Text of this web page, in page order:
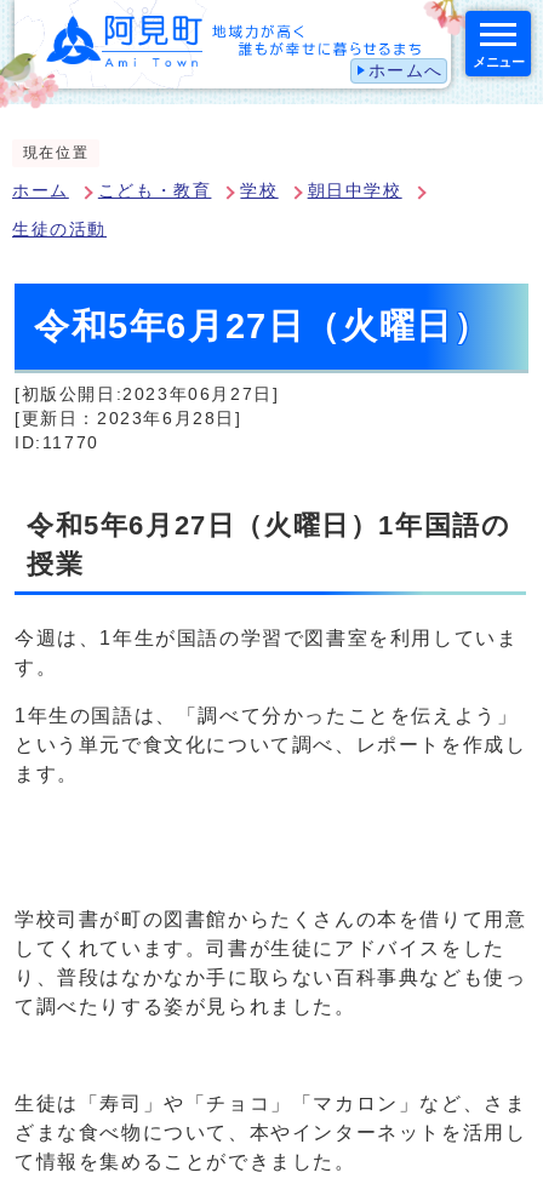
ホームへ メニュー
現在位置
ホーム こども・教育 学校 朝日中学校
生徒の活動
令和5年6月27日（火曜日）
[初版公開日:2023年06月27日]
[更新日：2023年6月28日]
ID:11770
令和5年6月27日（火曜日）1年国語の
授業
今週は、1年生が国語の学習で図書室を利用していま
す。
1年生の国語は、「調べて分かったことを伝えよう」
という単元で食文化について調べ、レポートを作成し
ます。
学校司書が町の図書館からたくさんの本を借りて用意
してくれています。司書が生徒にアドバイスをした
り、普段はなかなか手に取らない百科事典なども使っ
て調べたりする姿が見られました。
生徒は「寿司」や「チョコ」「マカロン」など、さま
ざまな食べ物について、本やインターネットを活用し
て情報を集めることができました。